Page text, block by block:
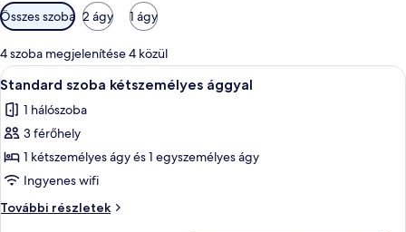
Szobákhoz
rendelkezésre
álló
szűrők
Összes szoba 2 ágy 1 ágy
4 szoba megjelenítése 4 közül
A
következő
szoba
összes
képének
megtekintése:
Standard
szoba
Egy emeletes ágy, melyhez egy fa
7
Standard szoba kétszemélyes ággyal
1 hálószoba
3 férőhely
1 kétszemélyes ágy és 1 egyszemélyes ágy
Ingyenes wifi
További részletek
Standard